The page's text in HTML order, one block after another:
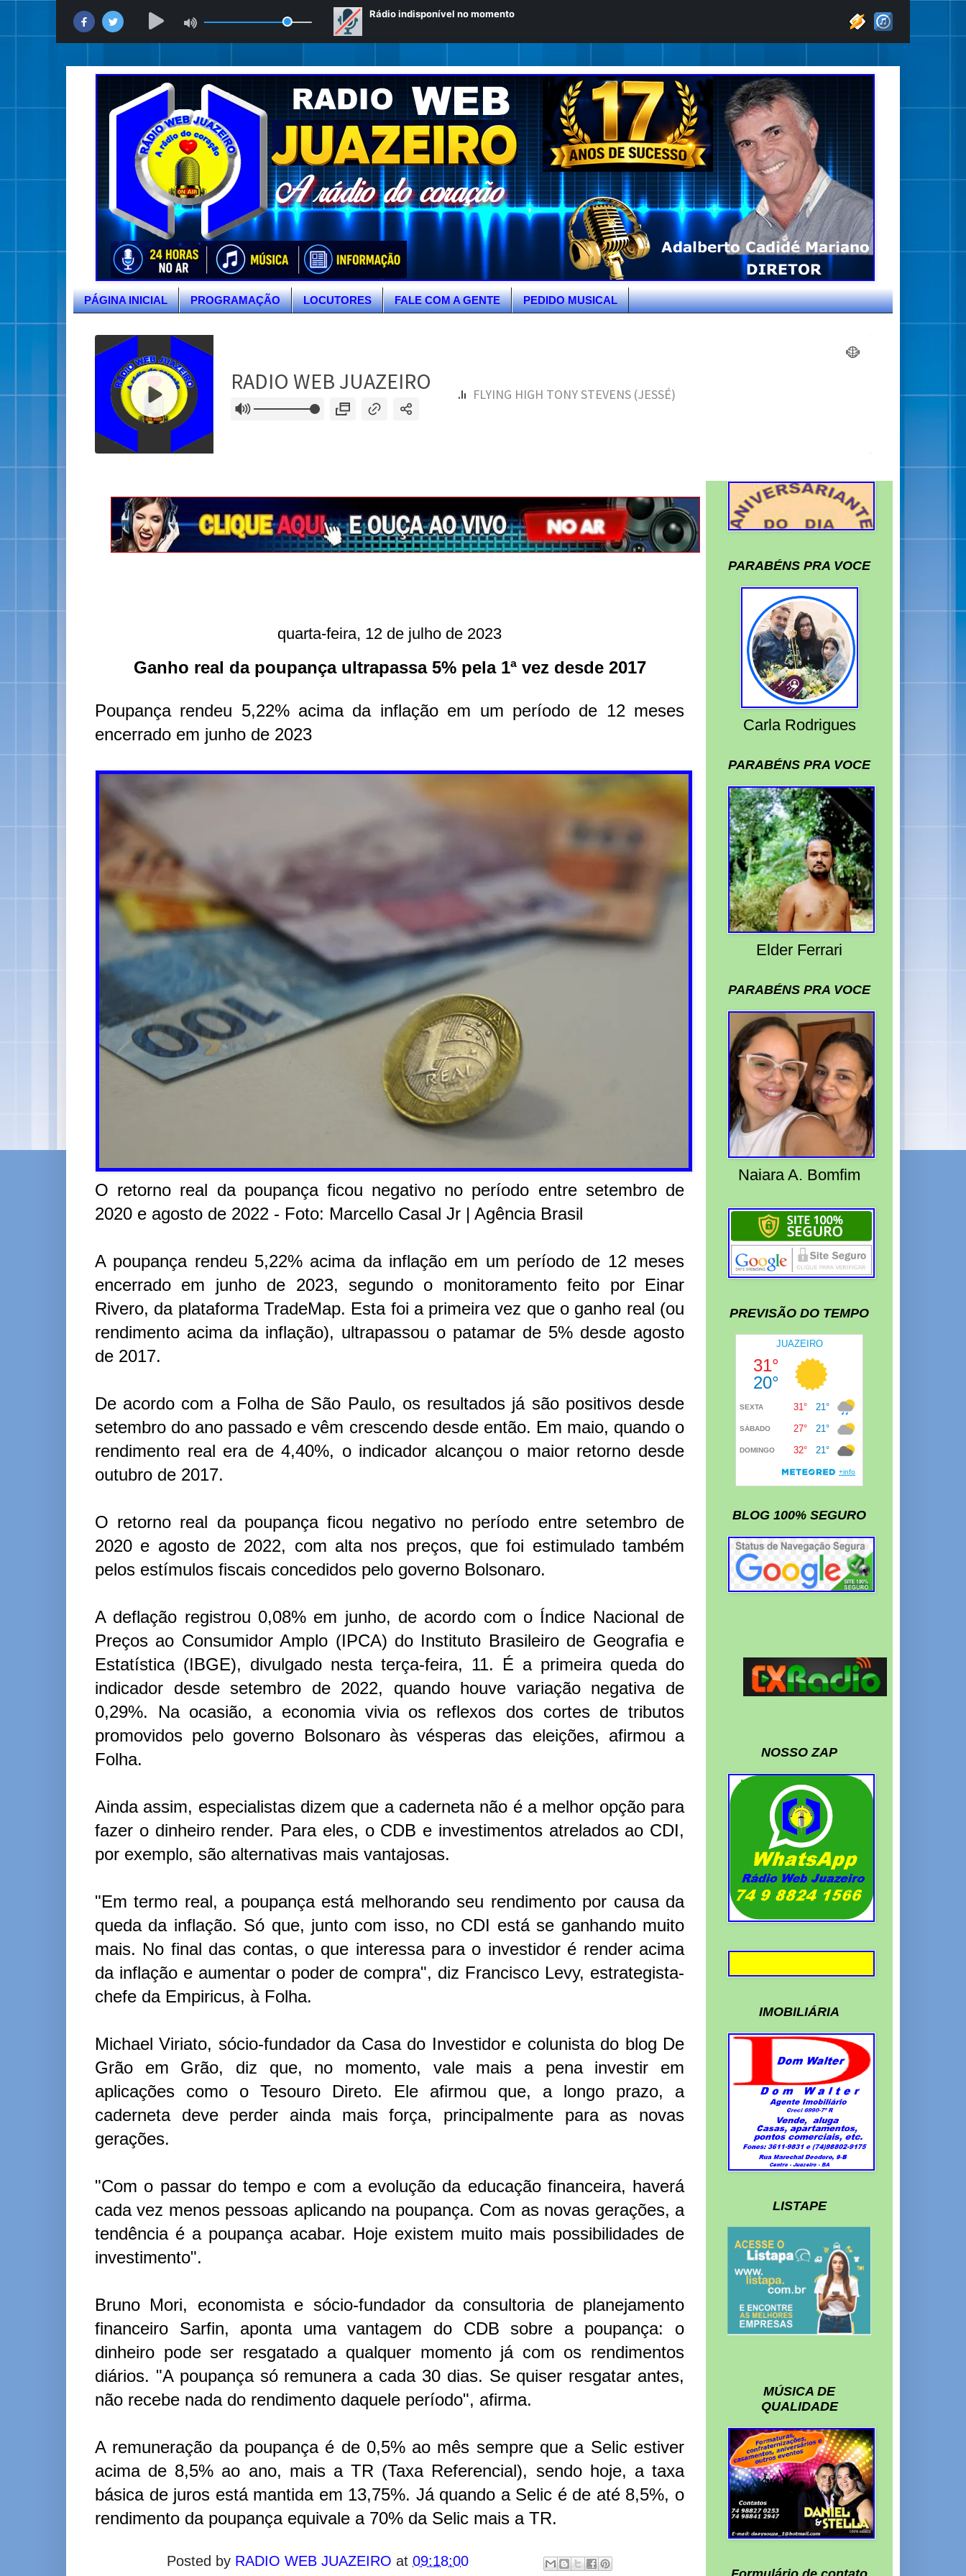
PÁGINA INICIAL PROGRAMAÇÃO LOCUTORES FALE COM A GENTE PEDIDO MUSICAL
quarta-feira, 12 de julho de 2023
Ganho real da poupança ultrapassa 5% pela 1ª vez desde 2017
Poupança rendeu 5,22% acima da inflação em um período de 12 meses
encerrado em junho de 2023
O retorno real da poupança ficou negativo no período entre setembro de
2020 e agosto de 2022 - Foto: Marcello Casal Jr | Agência Brasil
A poupança rendeu 5,22% acima da inflação em um período de 12 meses
encerrado em junho de 2023, segundo o monitoramento feito por Einar
Rivero, da plataforma TradeMap. Esta foi a primeira vez que o ganho real (ou
rendimento acima da inflação), ultrapassou o patamar de 5% desde agosto
de 2017.
De acordo com a Folha de São Paulo, os resultados já são positivos desde
setembro do ano passado e vêm crescendo desde então. Em maio, quando o
rendimento real era de 4,40%, o indicador alcançou o maior retorno desde
outubro de 2017.
O retorno real da poupança ficou negativo no período entre setembro de
2020 e agosto de 2022, com alta nos preços, que foi estimulado também
pelos estímulos fiscais concedidos pelo governo Bolsonaro.
A deflação registrou 0,08% em junho, de acordo com o Índice Nacional de
Preços ao Consumidor Amplo (IPCA) do Instituto Brasileiro de Geografia e
Estatística (IBGE), divulgado nesta terça-feira, 11. É a primeira queda do
indicador desde setembro de 2022, quando houve variação negativa de
0,29%. Na ocasião, a economia vivia os reflexos dos cortes de tributos
promovidos pelo governo Bolsonaro às vésperas das eleições, afirmou a
Folha.
Ainda assim, especialistas dizem que a caderneta não é a melhor opção para
fazer o dinheiro render. Para eles, o CDB e investimentos atrelados ao CDI,
por exemplo, são alternativas mais vantajosas.
"Em termo real, a poupança está melhorando seu rendimento por causa da
queda da inflação. Só que, junto com isso, no CDI está se ganhando muito
mais. No final das contas, o que interessa para o investidor é render acima
da inflação e aumentar o poder de compra", diz Francisco Levy, estrategista-
chefe da Empiricus, à Folha.
Michael Viriato, sócio-fundador da Casa do Investidor e colunista do blog De
Grão em Grão, diz que, no momento, vale mais a pena investir em
aplicações como o Tesouro Direto. Ele afirmou que, a longo prazo, a
caderneta deve perder ainda mais força, principalmente para as novas
gerações.
"Com o passar do tempo e com a evolução da educação financeira, haverá
cada vez menos pessoas aplicando na poupança. Com as novas gerações, a
tendência é a poupança acabar. Hoje existem muito mais possibilidades de
investimento".
Bruno Mori, economista e sócio-fundador da consultoria de planejamento
financeiro Sarfin, aponta uma vantagem do CDB sobre a poupança: o
dinheiro pode ser resgatado a qualquer momento já com os rendimentos
diários. "A poupança só remunera a cada 30 dias. Se quiser resgatar antes,
não recebe nada do rendimento daquele período", afirma.
A remuneração da poupança é de 0,5% ao mês sempre que a Selic estiver
acima de 8,5% ao ano, mais a TR (Taxa Referencial), sendo hoje, a taxa
básica de juros está mantida em 13,75%. Já quando a Selic é de até 8,5%, o
rendimento da poupança equivale a 70% da Selic mais a TR.
Posted by RADIO WEB JUAZEIRO at 09:18:00
PARABÉNS PRA VOCE
Carla Rodrigues
PARABÉNS PRA VOCE
Elder Ferrari
PARABÉNS PRA VOCE
Naiara A. Bomfim
PREVISÃO DO TEMPO
BLOG 100% SEGURO
NOSSO ZAP
IMOBILIÁRIA
LISTAPE
MÚSICA DE
QUALIDADE